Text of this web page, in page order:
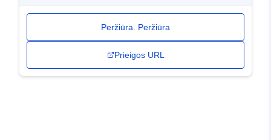
Peržiūra. Peržiūra
Prieigos URL